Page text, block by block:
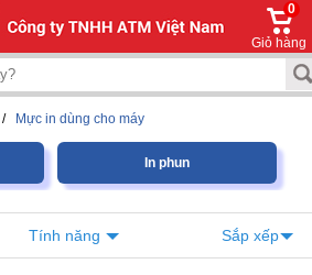
0
Giỏ hàng
/ Mực in dùng cho máy
In phun
Tính năng Sắp xếp